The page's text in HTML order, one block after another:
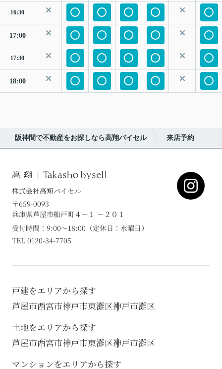
16:30
17:00
17:30
18:00
阪神間で不動産をお探しなら高翔バイセル 来店予約
株式会社高翔バイセル
〒659-0093
兵庫県芦屋市船戸町４－１ －２０１
受付時間：9:00～18:00（定休日：水曜日）
TEL 0120-34-7705
戸建をエリアから探す
芦屋市西宮市神戸市東灘区神戸市灘区
土地をエリアから探す
芦屋市西宮市神戸市東灘区神戸市灘区
マンションをエリアから探す